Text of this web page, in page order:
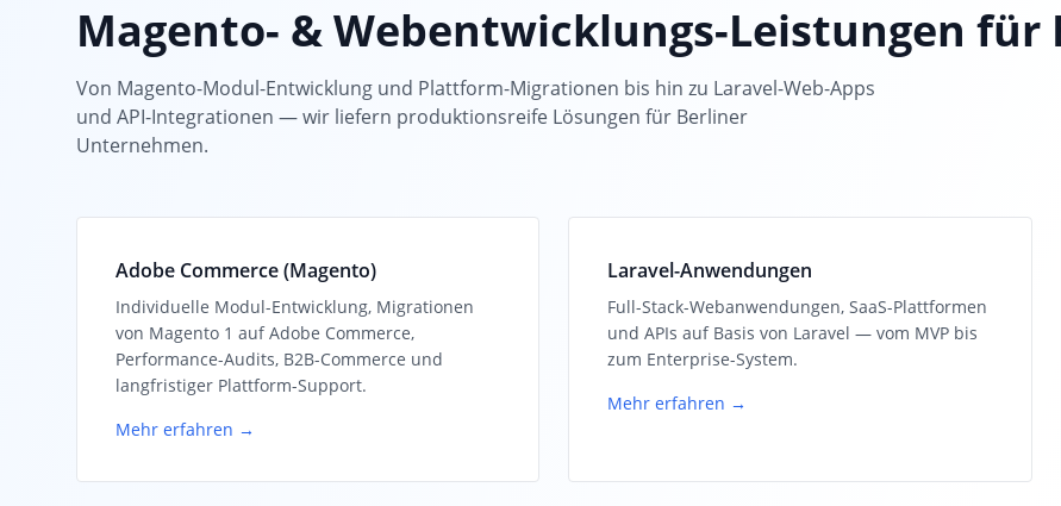
Magento- & Webentwicklungs-Leistungen für
Von Magento-Modul-Entwicklung und Plattform-Migrationen bis hin zu Laravel-Web-Apps
und API-Integrationen — wir liefern produktionsreife Lösungen für Berliner
Unternehmen.
Adobe Commerce (Magento)
Individuelle Modul-Entwicklung, Migrationen
von Magento 1 auf Adobe Commerce,
Performance-Audits, B2B-Commerce und
langfristiger Plattform-Support.
Mehr erfahren →
Laravel-Anwendungen
Full-Stack-Webanwendungen, SaaS-Plattformen
und APIs auf Basis von Laravel — vom MVP bis
zum Enterprise-System.
Mehr erfahren →